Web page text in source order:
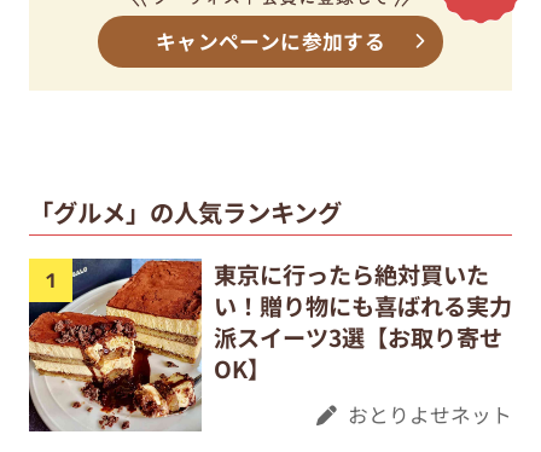
キャンペーンに参加する
「グルメ」の人気ランキング
東京に行ったら絶対買いた
い！贈り物にも喜ばれる実力
派スイーツ3選【お取り寄せ
OK】
おとりよせネット